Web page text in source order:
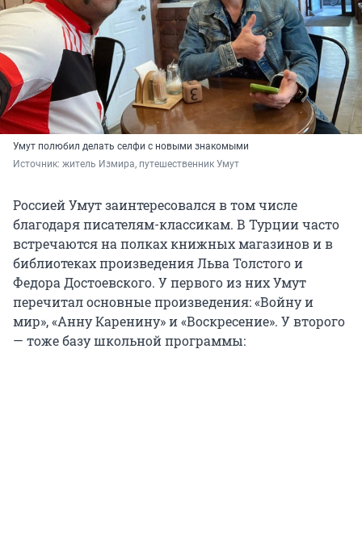
Умут полюбил делать селфи с новыми знакомыми
Источник: житель Измира, путешественник Умут
Россией Умут заинтересовался в том числе
благодаря писателям-классикам. В Турции часто
встречаются на полках книжных магазинов и в
библиотеках произведения Льва Толстого и
Федора Достоевского. У первого из них Умут
перечитал основные произведения: «Войну и
мир», «Анну Каренину» и «Воскресение». У второго
— тоже базу школьной программы: